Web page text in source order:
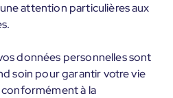
attention particulières aux
données personnelles sont
soin pour garantir votre vie
à la